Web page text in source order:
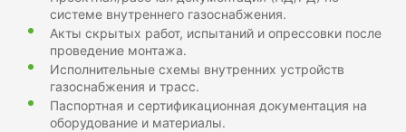
системе внутреннего газоснабжения.
Акты скрытых работ, испытаний и опрессовки после
проведение монтажа.
Исполнительные схемы внутренних устройств
газоснабжения и трасс.
Паспортная и сертификационная документация на
оборудование и материалы.